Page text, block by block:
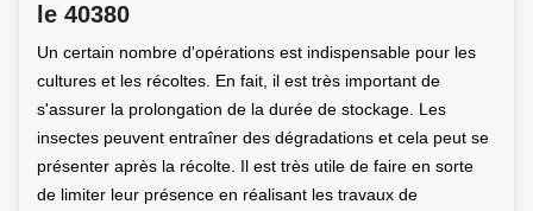
le 40380
Un certain nombre d'opérations est indispensable pour les
cultures et les récoltes. En fait, il est très important de
s'assurer la prolongation de la durée de stockage. Les
insectes peuvent entraîner des dégradations et cela peut se
présenter après la récolte. Il est très utile de faire en sorte
de limiter leur présence en réalisant les travaux de